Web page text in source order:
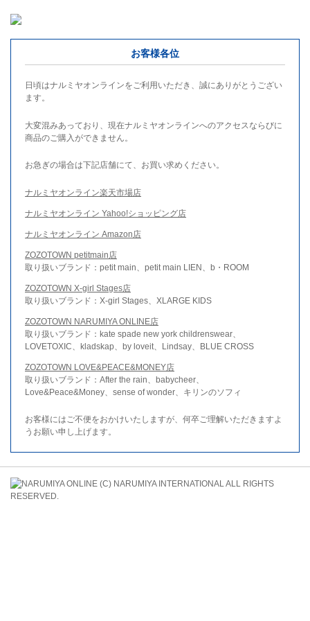
お客様各位
日頃はナルミヤオンラインをご利用いただき、誠にありがとうござい
ます。
大変混みあっており、現在ナルミヤオンラインへのアクセスならびに
商品のご購入ができません。
お急ぎの場合は下記店舗にて、お買い求めください。
ナルミヤオンライン楽天市場店
ナルミヤオンライン Yahoo!ショッピング店
ナルミヤオンライン Amazon店
ZOZOTOWN petitmain店
取り扱いブランド：petit main、petit main LIEN、b・ROOM
ZOZOTOWN X-girl Stages店
取り扱いブランド：X-girl Stages、XLARGE KIDS
ZOZOTOWN NARUMIYA ONLINE店
取り扱いブランド：kate spade new york childrenswear、
LOVETOXIC、kladskap、by loveit、Lindsay、BLUE CROSS
ZOZOTOWN LOVE&PEACE&MONEY店
取り扱いブランド：After the rain、babycheer、
Love&Peace&Money、sense of wonder、キリンのソフィ
お客様にはご不便をおかけいたしますが、何卒ご理解いただきますよ
うお願い申し上げます。